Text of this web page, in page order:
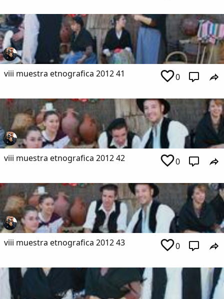
viii muestra etnografica 2012 41 0
viii muestra etnografica 2012 42 0
viii muestra etnografica 2012 43 0